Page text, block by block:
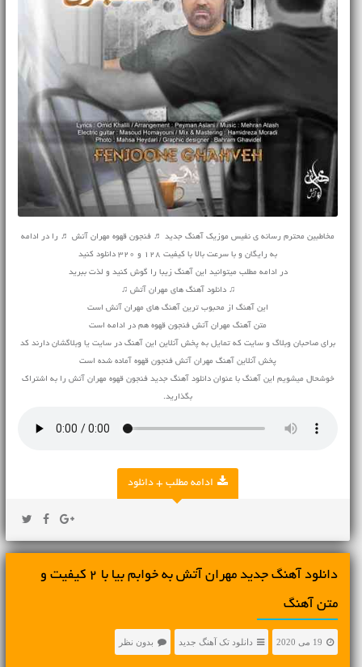
مخاطبین محترم رسانه ی نفیس موزیک آهنگ جدید ♬ فنجون قهوه مهران آتش ♬ را در ادامه
به رایگان و با سرعت بالا با کیفیت 128 و 320 دانلود کنید
در ادامه مطلب میتوانید این آهنگ زیبا را گوش کنید و لذت ببرید
♫ دانلود آهنگ های مهران آتش ♫
این آهنگ از محبوب ترین آهنگ های مهران آتش است
متن آهنگ مهران آتش فنجون قهوه هم در ادامه است
برای صاحبان وبلاگ و سایت که تمایل به پخش آنلاین این آهنگ در سایت یا وبلاگشان دارند کد
پخش آنلاین آهنگ مهران آتش فنجون قهوه آماده شده است
خوشحال میشویم این آهنگ با عنوان دانلود آهنگ جدید فنجون قهوه مهران آتش را به اشتراک
بگذارید.
ادامه مطلب + دانلود
دانلود آهنگ جديد مهران آتش به خوابم بیا با 2 کیفیت و
متن آهنگ
19 می 2020 دانلود تک آهنگ جدید بدون نظر